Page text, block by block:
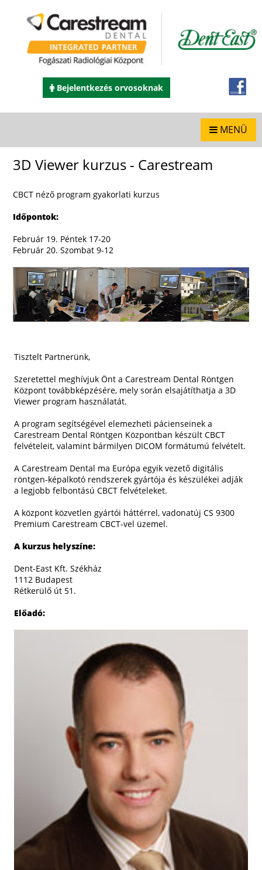
Bejelentkezés orvosoknak
MENÜ
3D Viewer kurzus - Carestream
CBCT néző program gyakorlati kurzus
Időpontok:
Február 19. Péntek 17-20
Február 20. Szombat 9-12
Tisztelt Partnerünk,
Szeretettel meghívjuk Önt a Carestream Dental Röntgen
Központ továbbképzésére, mely során elsajátíthatja a 3D
Viewer program használatát.
A program segítségével elemezheti pácienseinek a
Carestream Dental Röntgen Központban készült CBCT
felvételeit, valamint bármilyen DICOM formátumú felvételt.
A Carestream Dental ma Európa egyik vezető digitális
röntgen-képalkotó rendszerek gyártója és készülékei adják
a legjobb felbontású CBCT felvételeket.
A központ közvetlen gyártói háttérrel, vadonatúj CS 9300
Premium Carestream CBCT-vel üzemel.
A kurzus helyszíne:
Dent-East Kft. Székház
1112 Budapest
Rétkerülő út 51.
Előadó: